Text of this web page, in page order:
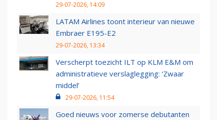
29-07-2026, 14:09
LATAM Airlines toont interieur van nieuwe
Embraer E195-E2
29-07-2026, 13:34
Verscherpt toezicht ILT op KLM E&M om
administratieve verslaglegging: ‘Zwaar
middel’
29-07-2026, 11:54
Goed nieuws voor zomerse debutanten